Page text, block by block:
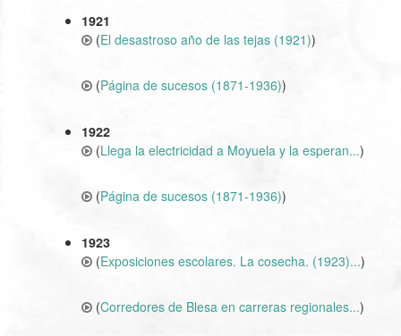
1921
(El desastroso año de las tejas (1921))
(Página de sucesos (1871-1936))
1922
(Llega la electricidad a Moyuela y la esperan...)
(Página de sucesos (1871-1936))
1923
(Exposiciones escolares. La cosecha. (1923)...)
(Corredores de Blesa en carreras regionales...)